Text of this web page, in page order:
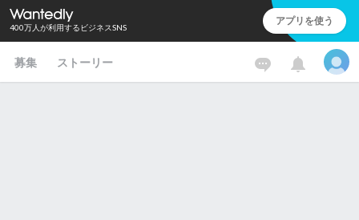
400万人が利用するビジネスSNS アプリを使う
募集 ストーリー